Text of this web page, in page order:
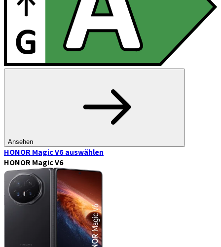
Ansehen
HONOR Magic V6auswählen
HONOR Magic V6